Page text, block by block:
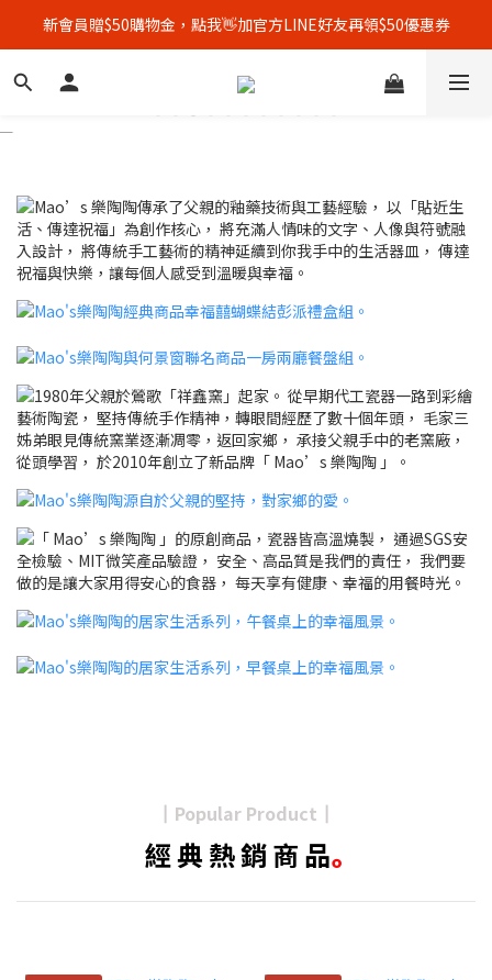
全館單筆消費滿3500元，即享免運優惠！🚚
新會員贈$50購物金，點我👋加官方LINE好友再領$50優惠券
顧客好評募集中，完成評價👏加贈$50元購物金！
全館單筆消費滿3500元，即享免運優惠！🚚
Popular Product
經 典 熱 銷 商 品｡